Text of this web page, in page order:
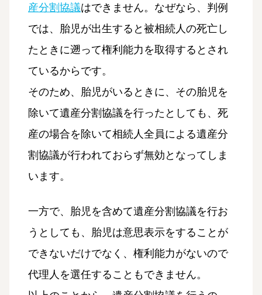
産分割協議はできません。なぜなら、判例
では、胎児が出生すると被相続人の死亡し
たときに遡って権利能力を取得するとされ
ているからです。
そのため、胎児がいるときに、その胎児を
除いて遺産分割協議を行ったとしても、死
産の場合を除いて相続人全員による遺産分
割協議が行われておらず無効となってしま
います。
一方で、胎児を含めて遺産分割協議を行お
うとしても、胎児は意思表示をすることが
できないだけでなく、権利能力がないので
代理人を選任することもできません。